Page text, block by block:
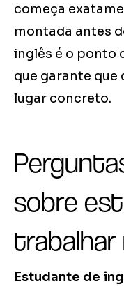
começa
montada antes
inglês é o ponto
que garante que
lugar concreto.
sobre
trabalhar
Estudante de